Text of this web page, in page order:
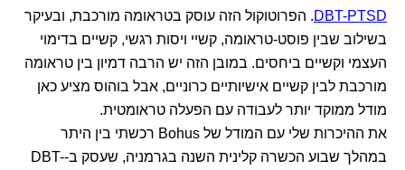
DBT-PTSD. הפרוטוקול הזה עוסק בטראומה מורכבת, ובעיקר
בשילוב שבין פוסט-טראומה, קשיי ויסות רגשי, קשיים בדימוי
העצמי וקשיים ביחסים. במובן הזה יש הרבה דמיון בין טראומה
מורכבת לבין קשיים אישיותיים כרוניים, אבל בוהוס מציע כאן
מודל ממוקד יותר לעבודה עם הפעלה טראומטית.
את ההיכרות שלי עם המודל של Bohus רכשתי בין היתר
במהלך שבוע הכשרה קלינית השנה בגרמניה, שעסק ב-DBT-